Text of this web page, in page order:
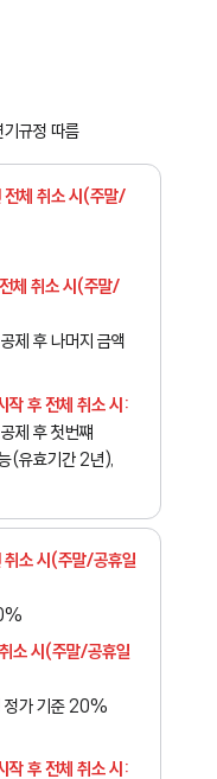
규정 따름
전체 취소 시(주말/
체 취소 시(주말/
제 후 나머지 금액
작 후 전체 취소 시:
제 후 첫번쨰
(유효기간 2년),
소 시(주말/공휴일
소 시(주말/공휴일
정가 기준 20%
작 후 전체 취소 시: